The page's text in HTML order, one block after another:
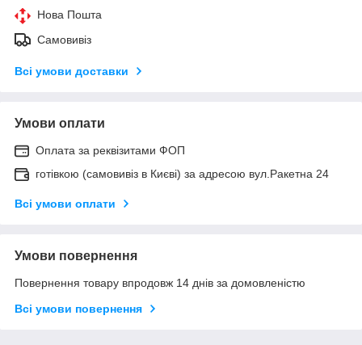
Нова Пошта
Самовивіз
Всі умови доставки
Умови оплати
Оплата за реквізитами ФОП
готівкою (самовивіз в Києві) за адресою вул.Ракетна 24
Всі умови оплати
Умови повернення
Повернення товару впродовж 14 днів за домовленістю
Всі умови повернення